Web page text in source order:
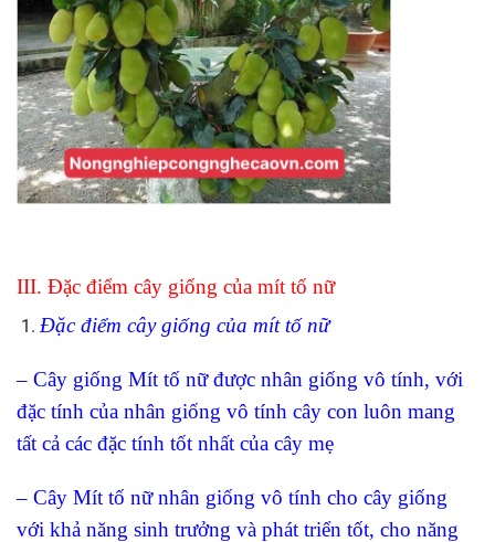
III. Đặc điểm cây giống của mít tố nữ
Đặc điểm cây giống của mít tố nữ
– Cây giống Mít tố nữ được nhân giống vô tính, với
đặc tính của nhân giống vô tính cây con luôn mang
tất cả các đặc tính tốt nhất của cây mẹ
– Cây Mít tố nữ nhân giống vô tính cho cây giống
với khả năng sinh trưởng và phát triển tốt, cho năng